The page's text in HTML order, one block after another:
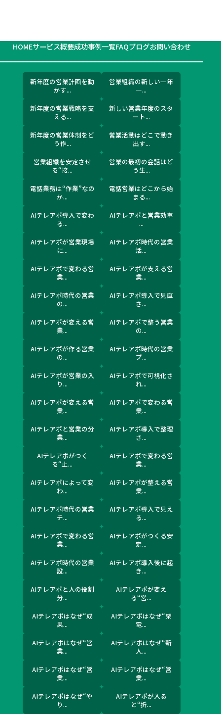
HOMEサービス概要成功事例一覧FAQブログお問い合わせ
新年度の営業計画を動
かす...
営業組織の新しい一年
―...
新年度の営業戦略を支
える...
新しい営業年度のスタ
ート...
新年度の営業体制をど
う作...
営業活動はどこで動き
出す...
営業組織を安定させ
る“接...
営業の最初の会話はど
う生...
電話業務は“作業”なの
か...
電話営業はどこから始
まる...
AIテレアポ導入で変わ
る...
AIテレアポと営業効率
...
AIテレアポが営業現場
に...
AIテレアポ時代の営業
活...
AIテレアポで変わる営
業...
AIテレアポが支える営
業...
AIテレアポ時代の営業
の...
AIテレアポ導入で見直
さ...
AIテレアポが変える営
業...
AIテレアポで整う営業
の...
AIテレアポが作る営業
の...
AIテレアポ時代の営業
プ...
AIテレアポが営業の入
り...
AIテレアポで可視化さ
れ...
AIテレアポが変える営
業...
AIテレアポで変わる営
業...
AIテレアポと営業の分
業...
AIテレアポ導入で整理
さ...
AIテレアポがつく
る“止...
AIテレアポで変わる営
業...
AIテレアポによって変
わ...
AIテレアポが整える営
業...
AIテレアポ時代の営業
チ...
AIテレアポ導入で見え
る...
AIテレアポで変わる営
業...
AIテレアポがつくる安
定...
AIテレアポ時代の営業
設...
AIテレアポ導入後に起
き...
AIテレアポと人の役割
分...
AIテレアポが変え
る“営...
AIテレアポはなぜ“成
果...
AIテレアポはなぜ“架
電...
AIテレアポはなぜ“営
業...
AIテレアポはなぜ“新
人...
AIテレアポはなぜ“営
業...
AIテレアポはなぜ“営
業...
AIテレアポはなぜ“や
り...
AIテレアポが入る
と“折...